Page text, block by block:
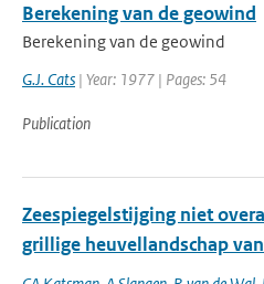
Berekening van de geowind
Berekening van de geowind
G.J. Cats | Year: 1977 | Pages: 54
Publication
Zeespiegelstijging niet
grillige heuvellandschap